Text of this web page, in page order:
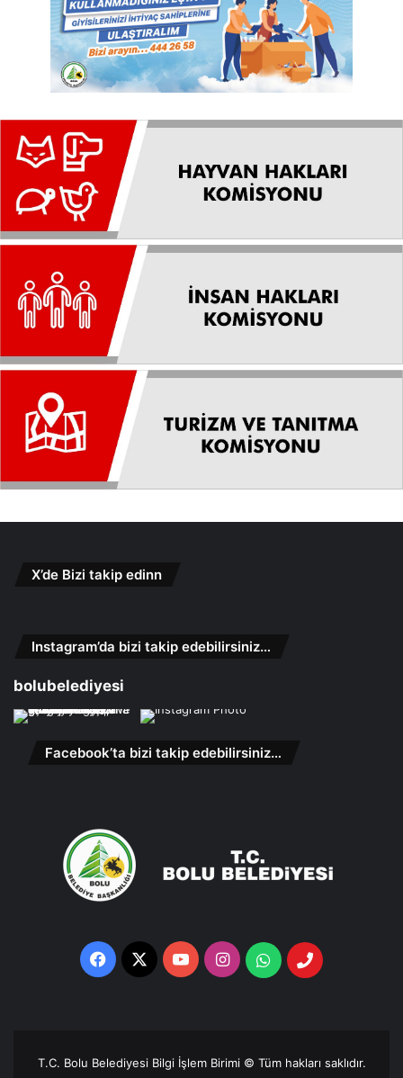
X’de Bizi takip edinn
Instagram’da bizi takip edebilirsiniz…
bolubelediyesi
Facebook’ta bizi takip edebilirsiniz…
Facebook
X YouTubeInstagramWhatsappTelefon
T.C. Bolu Belediyesi Bilgi İşlem Birimi © Tüm hakları saklıdır.